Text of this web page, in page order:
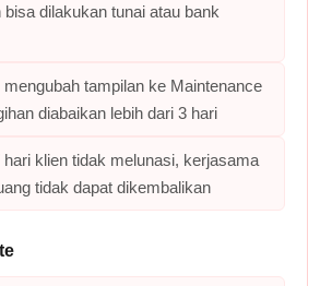
dilakukan tunai atau bank
tampilan ke Maintenance
diabaikan lebih dari 3 hari
klien tidak melunasi, kerjasama
tidak dapat dikembalikan